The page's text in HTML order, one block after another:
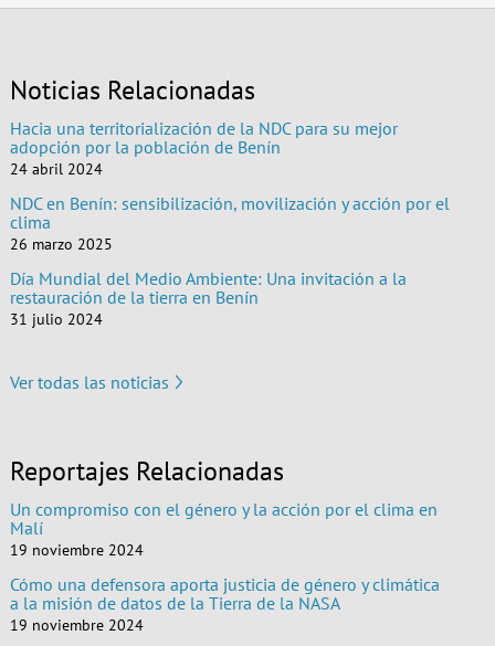
Noticias Relacionadas
Hacia una territorialización de la NDC para su mejor
adopción por la población de Benín
24 abril 2024
NDC en Benín: sensibilización, movilización y acción por el
clima
26 marzo 2025
Día Mundial del Medio Ambiente: Una invitación a la
restauración de la tierra en Benín
31 julio 2024
Ver todas las noticias
Reportajes Relacionadas
Un compromiso con el género y la acción por el clima en
Malí
19 noviembre 2024
Cómo una defensora aporta justicia de género y climática
a la misión de datos de la Tierra de la NASA
19 noviembre 2024